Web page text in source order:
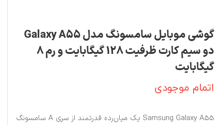
گوشی موبایل سامسونگ مدل Galaxy A55
دو سیم کارت ظرفیت 128 گیگابایت و رم 8
گیگابایت
اتمام موجودی
Samsung Galaxy A55 یک میان‌رده قدرتمند از سری A سامسونگ